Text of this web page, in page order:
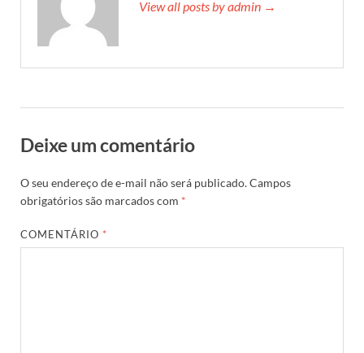
View all posts by admin →
Deixe um comentário
O seu endereço de e-mail não será publicado.Campos
obrigatórios são marcados com *
COMENTÁRIO *